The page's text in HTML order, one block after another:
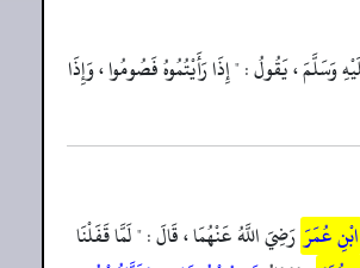
، يَقُولُ : " إِذَا رَأَيْتُمُوهُ فَصُومُوا ، وَإِذَا
ابْنِ عُمَرَ رَضِيَ اللَّهُ عَنْهُمَا ، قَالَ : " لَمَّا قَفَلْنَا